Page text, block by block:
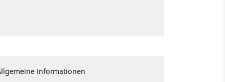
Informationen